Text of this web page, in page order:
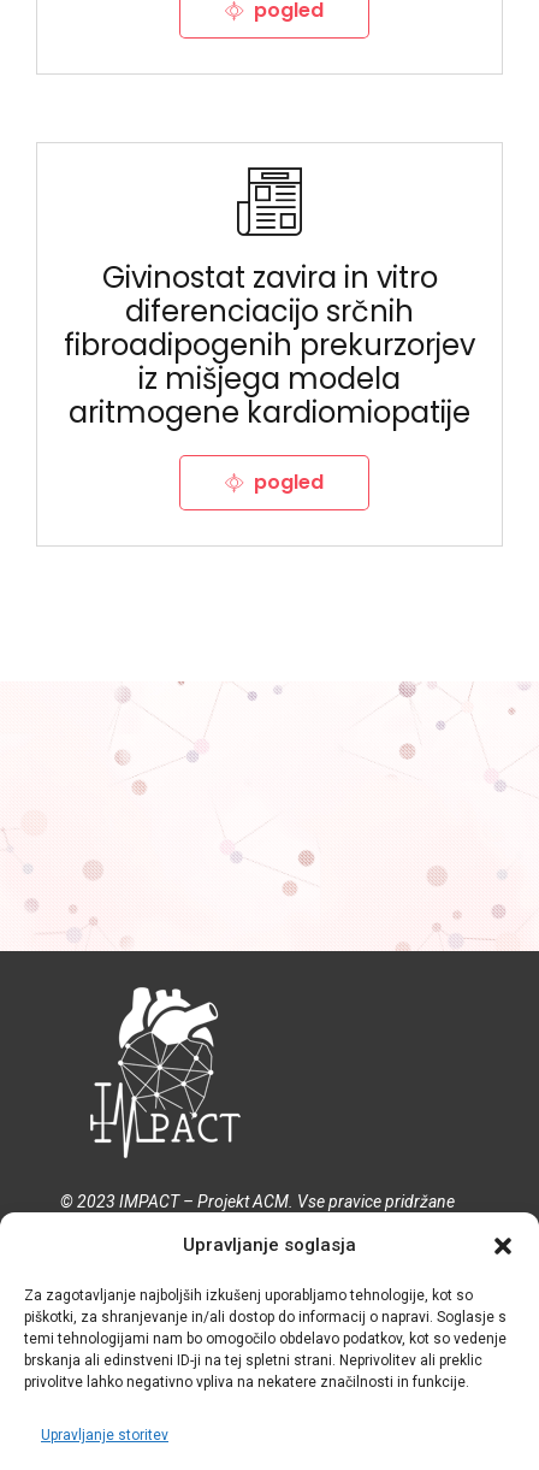
Upravljanje soglasja
Za zagotavljanje najboljših izkušenj uporabljamo tehnologije, kot so
piškotki, za shranjevanje in/ali dostop do informacij o napravi. Soglasje s
temi tehnologijami nam bo omogočilo obdelavo podatkov, kot so vedenje
brskanja ali edinstveni ID-ji na tej spletni strani. Neprivolitev ali preklic
privolitve lahko negativno vpliva na nekatere značilnosti in funkcije.
Upravljanje storitev
pogled
Givinostat zavira in vitro
diferenciacijo srčnih
fibroadipogenih prekurzorjev
iz mišjega modela
aritmogene kardiomiopatije
pogled
© 2023 IMPACT – Projekt ACM. Vse pravice pridržane
Pogoji in določila